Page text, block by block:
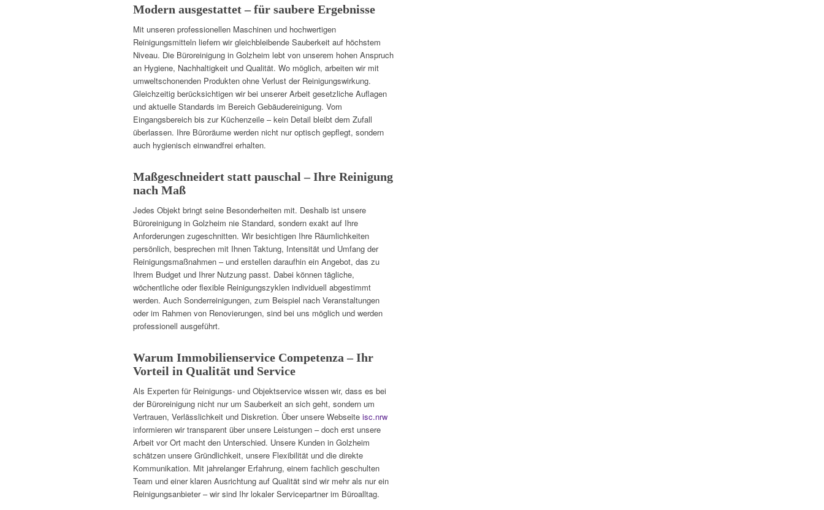
Modern ausgestattet – für saubere Ergebnisse
Mit unseren professionellen Maschinen und hochwertigen
Reinigungsmitteln liefern wir gleichbleibende Sauberkeit auf höchstem
Niveau. Die Büroreinigung in Golzheim lebt von unserem hohen Anspruch
an Hygiene, Nachhaltigkeit und Qualität. Wo möglich, arbeiten wir mit
umweltschonenden Produkten ohne Verlust der Reinigungswirkung.
Gleichzeitig berücksichtigen wir bei unserer Arbeit gesetzliche Auflagen
und aktuelle Standards im Bereich Gebäudereinigung. Vom
Eingangsbereich bis zur Küchenzeile – kein Detail bleibt dem Zufall
überlassen. Ihre Büroräume werden nicht nur optisch gepflegt, sondern
auch hygienisch einwandfrei erhalten.
Maßgeschneidert statt pauschal – Ihre Reinigung
nach Maß
Jedes Objekt bringt seine Besonderheiten mit. Deshalb ist unsere
Büroreinigung in Golzheim nie Standard, sondern exakt auf Ihre
Anforderungen zugeschnitten. Wir besichtigen Ihre Räumlichkeiten
persönlich, besprechen mit Ihnen Taktung, Intensität und Umfang der
Reinigungsmaßnahmen – und erstellen daraufhin ein Angebot, das zu
Ihrem Budget und Ihrer Nutzung passt. Dabei können tägliche,
wöchentliche oder flexible Reinigungszyklen individuell abgestimmt
werden. Auch Sonderreinigungen, zum Beispiel nach Veranstaltungen
oder im Rahmen von Renovierungen, sind bei uns möglich und werden
professionell ausgeführt.
Warum Immobilienservice Competenza – Ihr
Vorteil in Qualität und Service
Als Experten für Reinigungs- und Objektservice wissen wir, dass es bei
der Büroreinigung nicht nur um Sauberkeit an sich geht, sondern um
Vertrauen, Verlässlichkeit und Diskretion. Über unsere Webseite isc.nrw
informieren wir transparent über unsere Leistungen – doch erst unsere
Arbeit vor Ort macht den Unterschied. Unsere Kunden in Golzheim
schätzen unsere Gründlichkeit, unsere Flexibilität und die direkte
Kommunikation. Mit jahrelanger Erfahrung, einem fachlich geschulten
Team und einer klaren Ausrichtung auf Qualität sind wir mehr als nur ein
Reinigungsanbieter – wir sind Ihr lokaler Servicepartner im Büroalltag.